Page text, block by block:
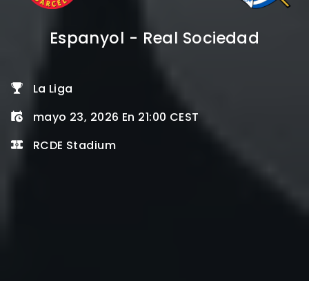
Espanyol - Real Sociedad
La Liga
mayo 23, 2026 En 21:00 CEST
RCDE Stadium